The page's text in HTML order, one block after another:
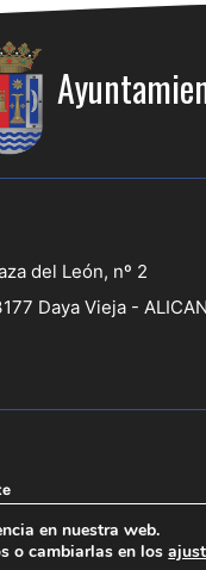
del León, nº 2
Daya Vieja -
en nuestra web.
o cambiarlas en los